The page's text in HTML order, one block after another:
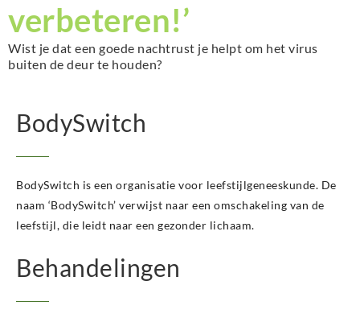
verbeteren!’
Wist je dat een goede nachtrust je helpt om het virus
buiten de deur te houden?
BodySwitch
BodySwitch is een organisatie voor leefstijlgeneeskunde. De
naam ‘BodySwitch’ verwijst naar een omschakeling van de
leefstijl, die leidt naar een gezonder lichaam.
Behandelingen